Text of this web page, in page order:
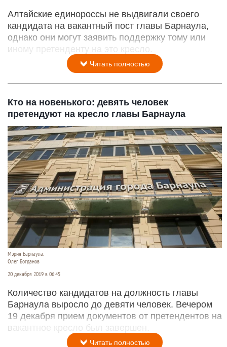
Алтайские единороссы не выдвигали своего
кандидата на вакантный пост главы Барнаула,
однако они могут заявить поддержку тому или
иному претенденту на это кресло.
Читать полностью
Кто на новенького: девять человек
претендуют на кресло главы Барнаула
Мэрия Барнаула.
Олег Богданов
20 декабря 2019 в 06:45
Количество кандидатов на должность главы
Барнаула выросло до девяти человек. Вечером
19 декабря прием документов от претендентов на
вакантное кресло был завершен.
Читать полностью